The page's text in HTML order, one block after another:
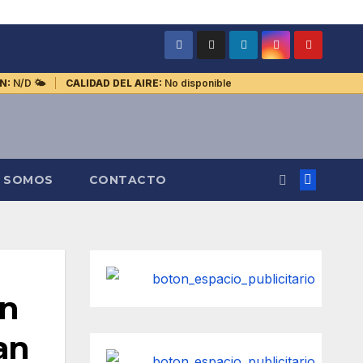
N/D 🌤️ CALIDAD DEL AIRE: No disponible
SOMOS CONTACTO